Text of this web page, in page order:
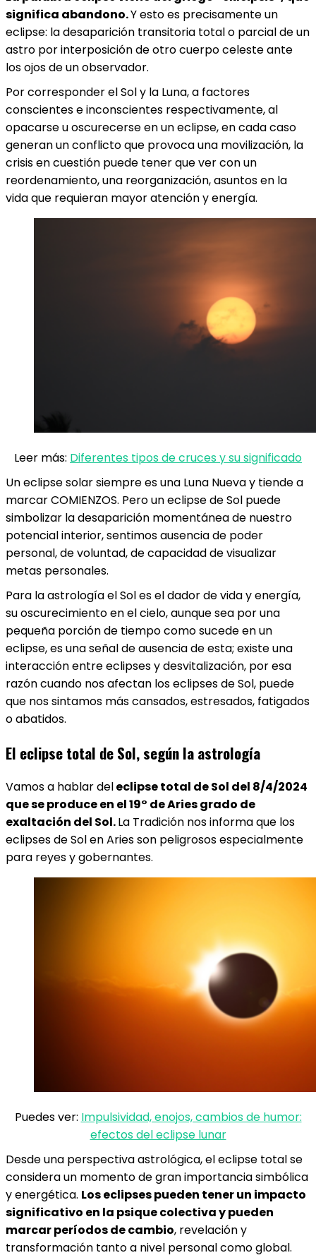
significa abandono.Y esto es precisamente un
eclipse: la desaparición transitoria total o parcial de un
astro por interposición de otro cuerpo celeste ante
los ojos de un observador.
Por corresponder el Sol y la Luna, a factores
conscientes e inconscientes respectivamente, al
opacarse u oscurecerse en un eclipse, en cada caso
generan un conflicto que provoca una movilización, la
crisis en cuestión puede tener que ver con un
reordenamiento, una reorganización, asuntos en la
vida que requieran mayor atención y energía.
Leer más: Diferentes tipos de cruces y su significado
Un eclipse solar siempre es una Luna Nueva y tiende a
marcar COMIENZOS. Pero un eclipse de Sol puede
simbolizar la desaparición momentánea de nuestro
potencial interior, sentimos ausencia de poder
personal, de voluntad, de capacidad de visualizar
metas personales.
Para la astrología el Sol es el dador de vida y energía,
su oscurecimiento en el cielo, aunque sea por una
pequeña porción de tiempo como sucede en un
eclipse, es una señal de ausencia de esta; existe una
interacción entre eclipses y desvitalización, por esa
razón cuando nos afectan los eclipses de Sol, puede
que nos sintamos más cansados, estresados, fatigados
o abatidos.
El eclipse total de Sol, según la astrología
Vamos a hablar deleclipse total de Sol del 8/4/2024
que se produce en el 19° de Aries grado de
exaltación del Sol.La Tradición nos informa que los
eclipses de Sol en Aries son peligrosos especialmente
para reyes y gobernantes.
Puedes ver: Impulsividad, enojos, cambios de humor:
efectos del eclipse lunar
Desde una perspectiva astrológica, el eclipse total se
considera un momento de gran importancia simbólica
y energética. Los eclipses pueden tener un impacto
significativo en la psique colectiva y pueden
marcar períodos de cambio, revelación y
transformación tanto a nivel personal como global.